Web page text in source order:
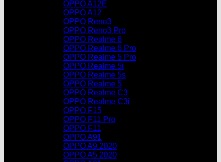
OPPO A12E
OPPO A12
OPPO Reno3
OPPO Reno3 Pro
OPPO Realme 6
OPPO Realme 6 Pro
OPPO Realme 5 Pro
OPPO Realme 5i
OPPO Realme 5s
OPPO Realme 5
OPPO Realme C3
OPPO Realme C3i
OPPO F15
OPPO F11 Pro
OPPO F11
OPPO A91
OPPO A9 2020
OPPO A5 2020